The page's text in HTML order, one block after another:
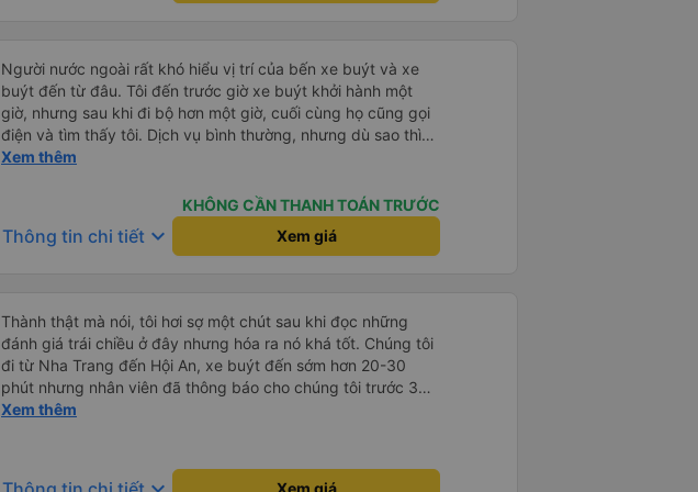
(một mình) yêu luôn. Nhưng phòng đôi mà nằm một thì mỗi
lần xe rẽ 1 cái là ✈️ Ít đi xe khách nhưng đủ để đánh giá
10/10.
Người nước ngoài rất khó hiểu vị trí của bến xe buýt và xe
buýt đến từ đâu. Tôi đến trước giờ xe buýt khởi hành một
giờ, nhưng sau khi đi bộ hơn một giờ, cuối cùng họ cũng gọi
điện và tìm thấy tôi. Dịch vụ bình thường, nhưng dù sao thì
tôi ngủ ngon hơn ở khách sạn vì tôi rất thoải mái. Sẽ tuyệt
cho điểm tối đa. Cảm ơn bạn rất nhiều.
Xem thêm
KHÔNG CẦN THANH TOÁN TRƯỚC
Thông tin chi tiết keyboard_arrow_down Xem giá
Thành thật mà nói, tôi hơi sợ một chút sau khi đọc những
đánh giá trái chiều ở đây nhưng hóa ra nó khá tốt. Chúng tôi
đi từ Nha Trang đến Hội An, xe buýt đến sớm hơn 20-30
phút nhưng nhân viên đã thông báo cho chúng tôi trước 30
phút. Nhân viên bên trong cùng với tài xế thực sự tốt bụng,
ổn ngay cả với tôi (184 cm). Lái xe ổn mà không bấm còi quá
Xem thêm